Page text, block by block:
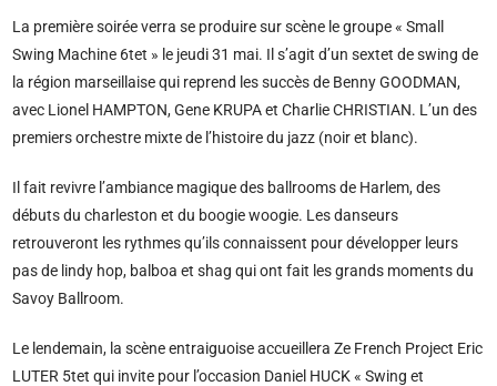
La première soirée verra se produire sur scène le groupe « Small
Swing Machine 6tet » le jeudi 31 mai. Il s’agit d’un sextet de swing de
la région marseillaise qui reprend les succès de Benny GOODMAN,
avec Lionel HAMPTON, Gene KRUPA et Charlie CHRISTIAN. L’un des
premiers orchestre mixte de l’histoire du jazz (noir et blanc).
Il fait revivre l’ambiance magique des ballrooms de Harlem, des
débuts du charleston et du boogie woogie. Les danseurs
retrouveront les rythmes qu’ils connaissent pour développer leurs
pas de lindy hop, balboa et shag qui ont fait les grands moments du
Savoy Ballroom.
Le lendemain, la scène entraiguoise accueillera Ze French Project Eric
LUTER 5tet qui invite pour l’occasion Daniel HUCK « Swing et